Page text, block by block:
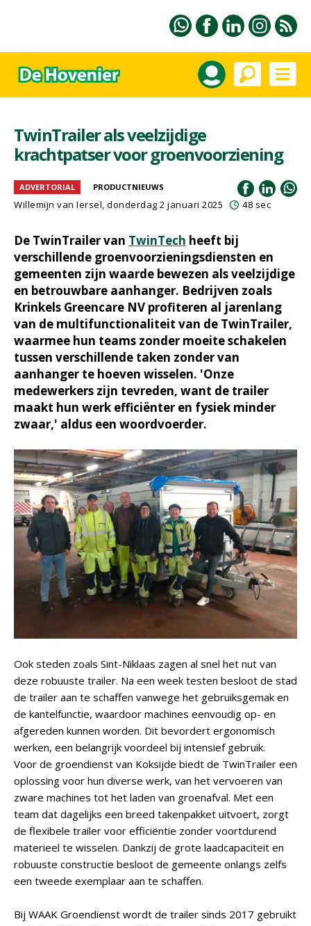
TwinTrailer als veelzijdige
krachtpatser voor groenvoorziening
ADVERTORIAL PRODUCTNIEUWS
Willemijn van Iersel, donderdag 2 januari 2025 48 sec
De TwinTrailer van TwinTech heeft bij
verschillende groenvoorzieningsdiensten en
gemeenten zijn waarde bewezen als veelzijdige
en betrouwbare aanhanger. Bedrijven zoals
Krinkels Greencare NV profiteren al jarenlang
van de multifunctionaliteit van de TwinTrailer,
waarmee hun teams zonder moeite schakelen
tussen verschillende taken zonder van
aanhanger te hoeven wisselen. 'Onze
medewerkers zijn tevreden, want de trailer
maakt hun werk efficiënter en fysiek minder
zwaar,' aldus een woordvoerder.
Ook steden zoals Sint-Niklaas zagen al snel het nut van
deze robuuste trailer. Na een week testen besloot de stad
de trailer aan te schaffen vanwege het gebruiksgemak en
de kantelfunctie, waardoor machines eenvoudig op- en
afgereden kunnen worden. Dit bevordert ergonomisch
werken, een belangrijk voordeel bij intensief gebruik.
Voor de groendienst van Koksijde biedt de TwinTrailer een
oplossing voor hun diverse werk, van het vervoeren van
zware machines tot het laden van groenafval. Met een
team dat dagelijks een breed takenpakket uitvoert, zorgt
de flexibele trailer voor efficiëntie zonder voortdurend
materieel te wisselen. Dankzij de grote laadcapaciteit en
robuuste constructie besloot de gemeente onlangs zelfs
een tweede exemplaar aan te schaffen.
Bij WAAK Groendienst wordt de trailer sinds 2017 gebruikt